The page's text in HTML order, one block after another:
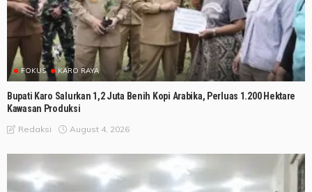
FOKUS KARO RAYA
Bupati Karo Salurkan 1,2 Juta Benih Kopi Arabika, Perluas 1.200 Hektare
Kawasan Produksi
Redaksi August 4, 2026